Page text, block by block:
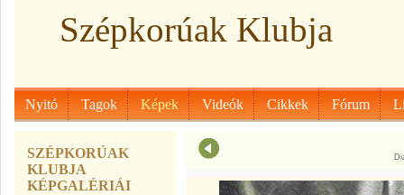
Szépkorúak Klubja
Nyitó Tagok Képek Videók Cikkek Fórum
SZÉPKORÚAK
KLUBJA
KÉPGALÉRIÁI